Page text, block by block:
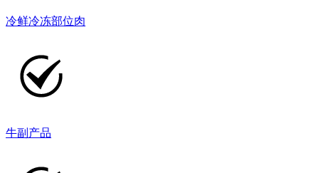
冷鲜冷冻部位肉
牛副产品